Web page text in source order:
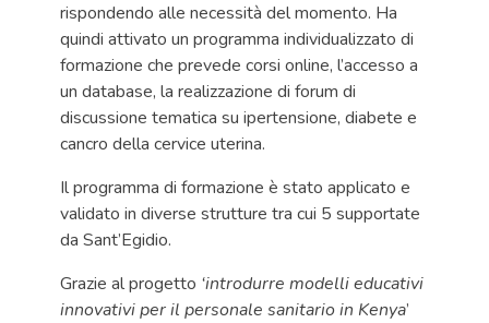
rispondendo alle necessità del momento. Ha
quindi attivato un programma individualizzato di
formazione che prevede corsi online, l’accesso a
un database, la realizzazione di forum di
discussione tematica su ipertensione, diabete e
cancro della cervice uterina.
Il programma di formazione è stato applicato e
validato in diverse strutture tra cui 5 supportate
da Sant’Egidio.
Grazie al progetto ‘introdurre modelli educativi
innovativi per il personale sanitario in Kenya’